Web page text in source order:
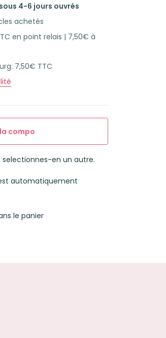
4-6 jours ouvrés
achetés
en point relais | 7,50€ à
7,50€ TTC
compo
selectionnes-en un autre.
automatiquement
le panier